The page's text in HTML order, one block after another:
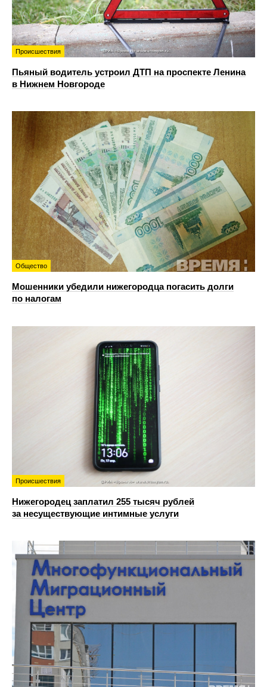
Происшествия
Пьяный водитель устроил ДТП на проспекте Ленина
в Нижнем Новгороде
Общество
Мошенники убедили нижегородца погасить долги
по налогам
Происшествия
Нижегородец заплатил 255 тысяч рублей
за несуществующие интимные услуги